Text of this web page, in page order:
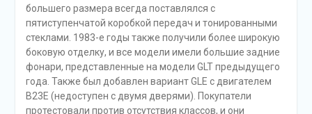
большего размера всегда поставлялся с
пятиступенчатой ​​коробкой передач и тонированными
стеклами. 1983-е годы также получили более широкую
боковую отделку, и все модели имели большие задние
фонари, представленные на модели GLT предыдущего
года. Также был добавлен вариант GLE с двигателем
B23E (недоступен с двумя дверями). Покупатели
протестовали против отсутствия классов, и они